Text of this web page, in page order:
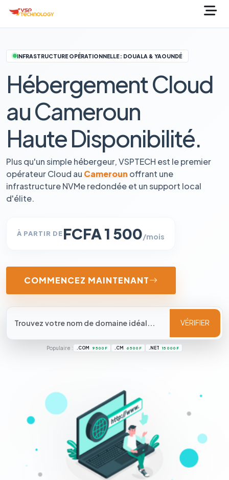
INFRASTRUCTURE OPÉRATIONNELLE : DOUALA & YAOUNDÉ
Hébergement Cloud
au Cameroun
Haute Disponibilité.
Plus qu'un simple hébergeur, VSPTECH est le premier
opérateur Cloud au Cameroun offrant une
infrastructure NVMe redondée et un support local
d'élite.
À PARTIR DEFCFA 1 500/mois
COMMENCEZ MAINTENANT
VÉRIFIER
Populaire : .COM 9 500 F .CM 6 500 F .NET 15 000 F